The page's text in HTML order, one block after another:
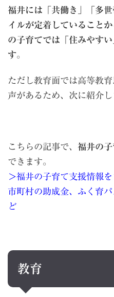
福井には「共働き」「多
イルが定着していること
の子育てでは「住みやす
す。
ただし教育面では高等教
声があるため、次に紹介し
こちらの記事で、 福井の
できます。
＞福井の子育て支援情報
市町村の助成金、ふく育
ど
教育